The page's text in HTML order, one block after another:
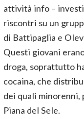
attività info –
riscontri su un
di Battipaglia e
Questi giovani
droga, soprattutto
cocaina, che
dei quali minorenni,
Piana del Sele.